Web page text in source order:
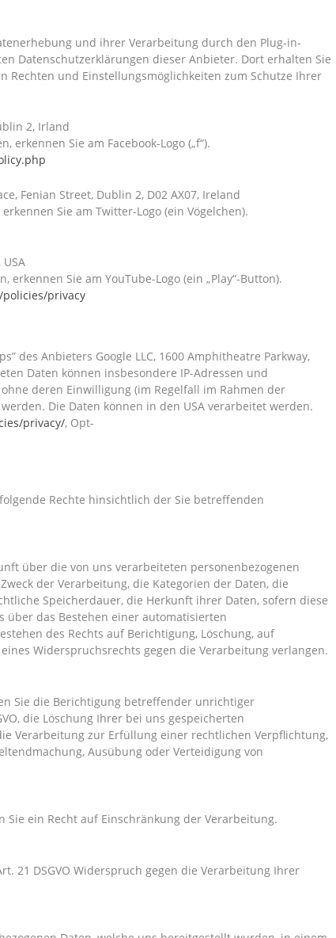
und ihrer Verarbeitung durch den Plug-in-
Datenschutzerklärungen dieser Anbieter. Dort erhalten Sie
und Einstellungsmöglichkeiten zum Schutze Ihrer
2, Irland
erkennen Sie am Facebook-Logo („f“).
Fenian Street, Dublin 2, D02 AX07, Ireland
Sie am Twitter-Logo (ein Vögelchen).
Sie am YouTube-Logo (ein „Play“-Button).
privacy
des Anbieters Google LLC, 1600 Amphitheatre Parkway,
Daten können insbesondere IP-Adressen und
deren Einwilligung (im Regelfall im Rahmen der
Die Daten können in den USA verarbeitet werden.
privacy/, Opt-
Rechte hinsichtlich der Sie betreffenden
über die von uns verarbeiteten personenbezogenen
der Verarbeitung, die Kategorien der Daten, die
Speicherdauer, die Herkunft ihrer Daten, sofern diese
über das Bestehen einer automatisierten
des Rechts auf Berichtigung, Löschung, auf
Widerspruchsrechts gegen die Verarbeitung verlangen.
Sie die Berichtigung betreffender unrichtiger
die Löschung Ihrer bei uns gespeicherten
Verarbeitung zur Erfüllung einer rechtlichen Verpflichtung,
Ausübung oder Verteidigung von
Sie ein Recht auf Einschränkung der Verarbeitung.
21 DSGVO Widerspruch gegen die Verarbeitung Ihrer